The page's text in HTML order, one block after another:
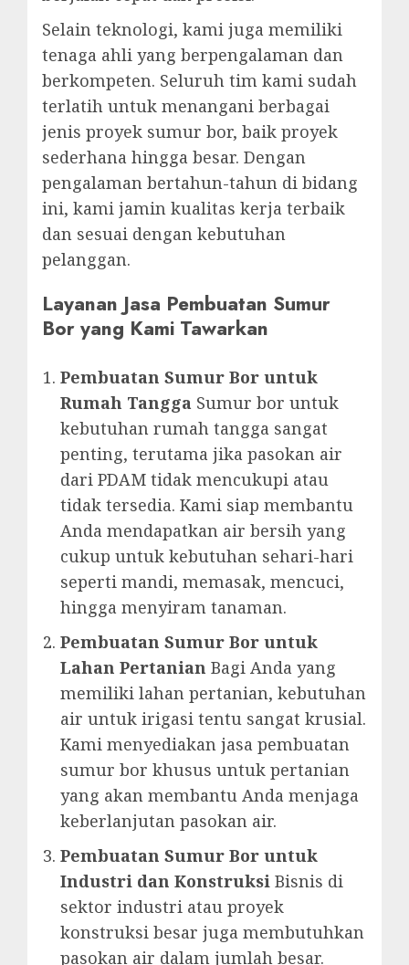
Selain teknologi, kami juga memiliki
tenaga ahli yang berpengalaman dan
berkompeten. Seluruh tim kami sudah
terlatih untuk menangani berbagai
jenis proyek sumur bor, baik proyek
sederhana hingga besar. Dengan
pengalaman bertahun-tahun di bidang
ini, kami jamin kualitas kerja terbaik
dan sesuai dengan kebutuhan
pelanggan.
Layanan Jasa Pembuatan Sumur
Bor yang Kami Tawarkan
Pembuatan Sumur Bor untuk
Rumah Tangga Sumur bor untuk
kebutuhan rumah tangga sangat
penting, terutama jika pasokan air
dari PDAM tidak mencukupi atau
tidak tersedia. Kami siap membantu
Anda mendapatkan air bersih yang
cukup untuk kebutuhan sehari-hari
seperti mandi, memasak, mencuci,
hingga menyiram tanaman.
Pembuatan Sumur Bor untuk
Lahan Pertanian Bagi Anda yang
memiliki lahan pertanian, kebutuhan
air untuk irigasi tentu sangat krusial.
Kami menyediakan jasa pembuatan
sumur bor khusus untuk pertanian
yang akan membantu Anda menjaga
keberlanjutan pasokan air.
Pembuatan Sumur Bor untuk
Industri dan Konstruksi Bisnis di
sektor industri atau proyek
konstruksi besar juga membutuhkan
pasokan air dalam jumlah besar.